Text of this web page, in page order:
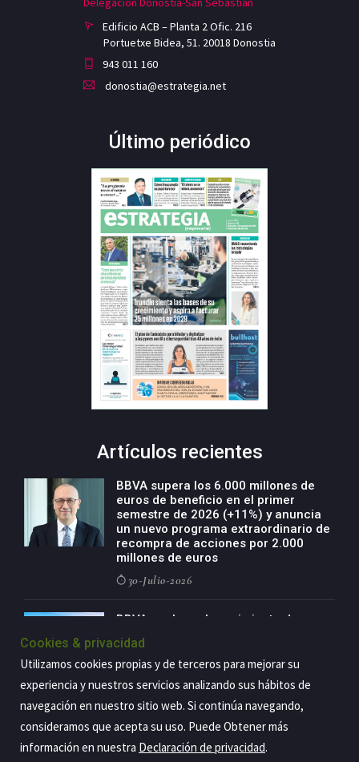
Edificio ACB – Planta 2 Ofic. 216
Portuetxe Bidea, 51. 20018 Donostia
943 011 160
donostia@estrategia.net
Último periódico
Artículos recientes
BBVA supera los 6.000 millones de
euros de beneficio en el primer
semestre de 2026 (+11%) y anuncia
un nuevo programa extraordinario de
recompra de acciones por 2.000
millones de euros
30-Julio-2026
BBVA acelera el crecimiento de su
de especialización presente en siete
países
29-Julio-2026
Copyright@2026 Estrategia Empresarial
Cookies & privacidad
Utilizamos cookies propias y de terceros para mejorar su
experiencia y nuestros servicios analizando sus hábitos de
navegación en nuestro sitio web. Si continúa navegando,
consideramos que acepta su uso. Puede Obtener más
información en nuestra Declaración de privacidad.